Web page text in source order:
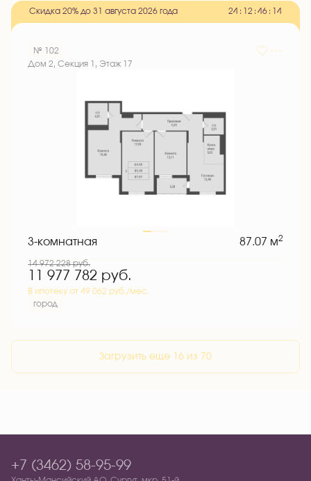
Скидка 20% до 31 августа 2026 года 24 : 1 2 : 46 : 1 3
№ 102
Дом 2, Секция 1, Этаж 17
3-комнатная 87.07 м2
14 972 228руб.
11 977 782 руб.
В ипотеку от 49 062 руб./мес.
город
Загрузить еще 16 из 70
+7 (3462) 58-95-99